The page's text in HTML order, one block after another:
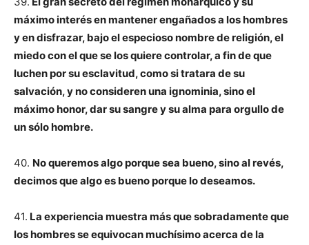
máximo interés en mantener engañados a los hombres
y en disfrazar, bajo el especioso nombre de religión, el
miedo con el que se los quiere controlar, a fin de que
luchen por su esclavitud, como si tratara de su
salvación, y no consideren una ignominia, sino el
máximo honor, dar su sangre y su alma para orgullo de
un sólo hombre.
40. No queremos algo porque sea bueno, sino al revés,
decimos que algo es bueno porque lo deseamos.
41. La experiencia muestra más que sobradamente que
los hombres se equivocan muchísimo acerca de la